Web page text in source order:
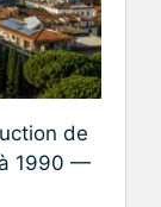
de
1990 —